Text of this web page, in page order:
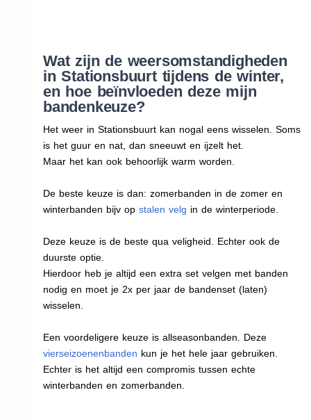
Wat zijn de weersomstandigheden
in Stationsbuurt tijdens de winter,
en hoe beïnvloeden deze mijn
bandenkeuze?
Het weer in Stationsbuurt kan nogal eens wisselen. Soms
is het guur en nat, dan sneeuwt en ijzelt het.
Maar het kan ook behoorlijk warm worden.
De beste keuze is dan: zomerbanden in de zomer en
winterbanden bijv op stalen velg in de winterperiode.
Deze keuze is de beste qua veligheid. Echter ook de
duurste optie.
Hierdoor heb je altijd een extra set velgen met banden
nodig en moet je 2x per jaar de bandenset (laten)
wisselen.
Een voordeligere keuze is allseasonbanden. Deze
vierseizoenenbanden kun je het hele jaar gebruiken.
Echter is het altijd een compromis tussen echte
winterbanden en zomerbanden.